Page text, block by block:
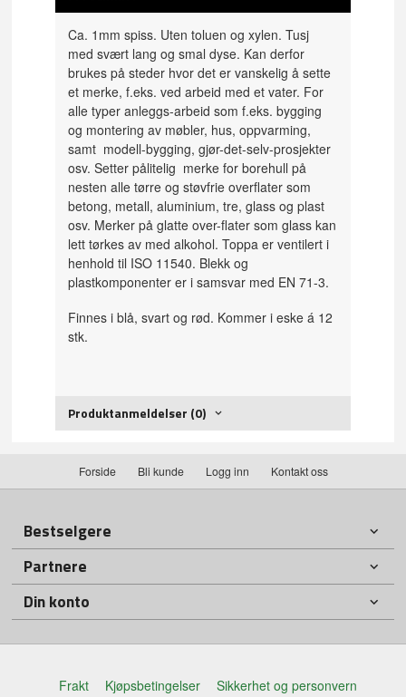
Ca. 1mm spiss. Uten toluen og xylen. Tusj
med svært lang og smal dyse. Kan derfor
brukes på steder hvor det er vanskelig å sette
et merke, f.eks. ved arbeid med et vater. For
alle typer anleggs-arbeid som f.eks. bygging
og montering av møbler, hus, oppvarming,
samt modell-bygging, gjør-det-selv-prosjekter
osv. Setter pålitelig merke for borehull på
nesten alle tørre og støvfrie overflater som
betong, metall, aluminium, tre, glass og plast
osv. Merker på glatte over-flater som glass kan
lett tørkes av med alkohol. Toppa er ventilert i
henhold til ISO 11540. Blekk og
plastkomponenter er i samsvar med EN 71-3.
Finnes i blå, svart og rød. Kommer i eske á 12
stk.
Produktanmeldelser (0)
Forside Bli kunde Logg inn Kontakt oss
Bestselgere
Partnere
Din konto
Frakt Kjøpsbetingelser Sikkerhet og personvern